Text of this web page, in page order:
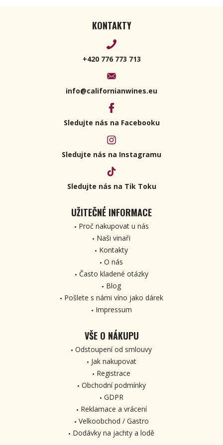
KONTAKTY
+420 776 773 713
info@californianwines.eu
Sledujte nás na Facebooku
Sledujte nás na Instagramu
Sledujte nás na Tik Toku
UŽITEČNÉ INFORMACE
Proč nakupovat u nás
Naši vinaři
Kontakty
O nás
Často kladené otázky
Blog
Pošlete s námi víno jako dárek
Impressum
VŠE O NÁKUPU
Odstoupení od smlouvy
Jak nakupovat
Registrace
Obchodní podmínky
GDPR
Reklamace a vrácení
Velkoobchod / Gastro
Dodávky na jachty a lodě